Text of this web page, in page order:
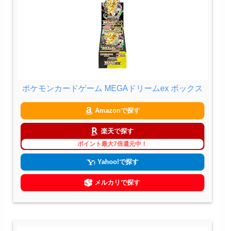
ポケモンカードゲーム MEGAドリームex ボックス
Amazonで探す
楽天で探す
ポイント最大7倍還元中！
Yahoo!で探す
メルカリで探す